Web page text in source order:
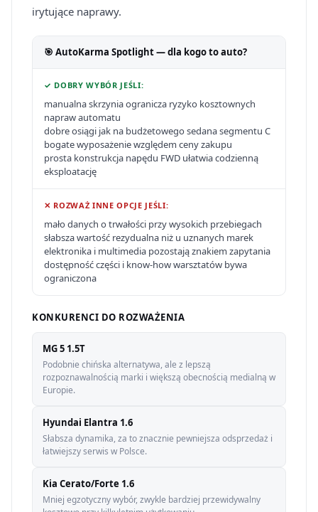
irytujące naprawy.
🎯 AutoKarma Spotlight — dla kogo to auto?
✓ DOBRY WYBÓR JEŚLI:
manualna skrzynia ogranicza ryzyko kosztownych
napraw automatu
dobre osiągi jak na budżetowego sedana segmentu C
bogate wyposażenie względem ceny zakupu
prosta konstrukcja napędu FWD ułatwia codzienną
eksploatację
✕ ROZWAŻ INNE OPCJE JEŚLI:
mało danych o trwałości przy wysokich przebiegach
słabsza wartość rezydualna niż u uznanych marek
elektronika i multimedia pozostają znakiem zapytania
dostępność części i know-how warsztatów bywa
ograniczona
KONKURENCI DO ROZWAŻENIA
MG 5 1.5T
Podobnie chińska alternatywa, ale z lepszą
rozpoznawalnością marki i większą obecnością medialną w
Europie.
Hyundai Elantra 1.6
Słabsza dynamika, za to znacznie pewniejsza odsprzedaż i
łatwiejszy serwis w Polsce.
Kia Cerato/Forte 1.6
Mniej egzotyczny wybór, zwykle bardziej przewidywalny